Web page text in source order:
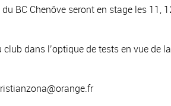
BC Chenôve seront en stage les 11,
dans l’optique de tests en vue